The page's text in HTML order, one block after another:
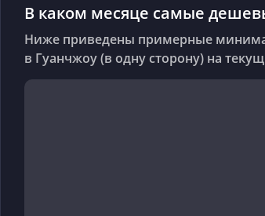
В каком месяце самые
Ниже приведены примерные
в Гуанчжоу (в одну сторону) на